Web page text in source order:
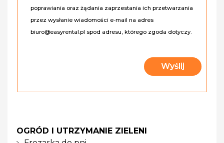
poprawiania oraz żądania zaprzestania ich przetwarzania
przez wysłanie wiadomości e-mail na adres
biuro@easyrental.pl spod adresu, którego zgoda dotyczy.
OGRÓD I UTRZYMANIE ZIELENI